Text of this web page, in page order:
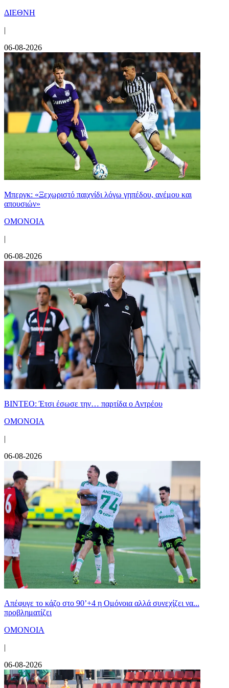
ΔΙΕΘΝΗ
|
06-08-2026
Μπεργκ: «Ξεχωριστό παιχνίδι λόγω γηπέδου, ανέμου και
απουσιών»
ΟΜΟΝΟΙΑ
|
06-08-2026
ΒΙΝΤΕΟ: Έτσι έσωσε την… παρτίδα ο Αντρέου
ΟΜΟΝΟΙΑ
|
06-08-2026
Απέφυγε το κάζο στο 90’+4 η Ομόνοια αλλά συνεχίζει να...
προβληματίζει
ΟΜΟΝΟΙΑ
|
06-08-2026